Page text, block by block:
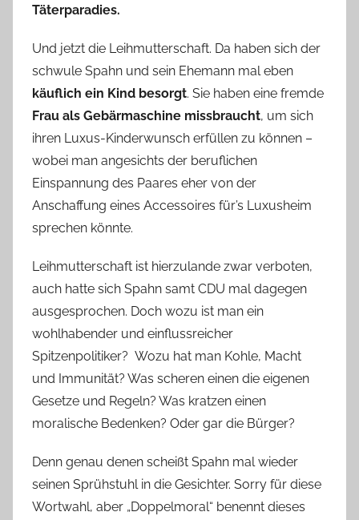
Täterparadies.
Und jetzt die Leihmutterschaft. Da haben sich der
schwule Spahn und sein Ehemann mal eben
käuflich ein Kind besorgt. Sie haben eine fremde
Frau als Gebärmaschine missbraucht, um sich
ihren Luxus-Kinderwunsch erfüllen zu können –
wobei man angesichts der beruflichen
Einspannung des Paares eher von der
Anschaffung eines Accessoires für’s Luxusheim
sprechen könnte.
Leihmutterschaft ist hierzulande zwar verboten,
auch hatte sich Spahn samt CDU mal dagegen
ausgesprochen. Doch wozu ist man ein
wohlhabender und einflussreicher
Spitzenpolitiker? Wozu hat man Kohle, Macht
und Immunität? Was scheren einen die eigenen
Gesetze und Regeln? Was kratzen einen
moralische Bedenken? Oder gar die Bürger?
Denn genau denen scheißt Spahn mal wieder
seinen Sprühstuhl in die Gesichter. Sorry für diese
Wortwahl, aber „Doppelmoral“ benennt dieses